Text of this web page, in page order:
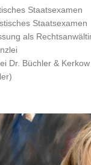
Staatsexamen
Staatsexamen
als
Dr. Büchler &